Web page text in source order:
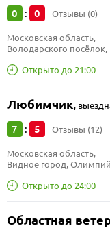
0 : 0 Отзывы (0)
Открыто до 21:00
Московская область,
Володарского
Любимчик,
7 : 5 Отзывы (12)
Открыто до 24:00
Московская область,
Видное город,
Областная